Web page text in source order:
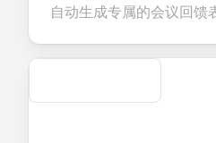
自动生成专属的会议回馈
Secure